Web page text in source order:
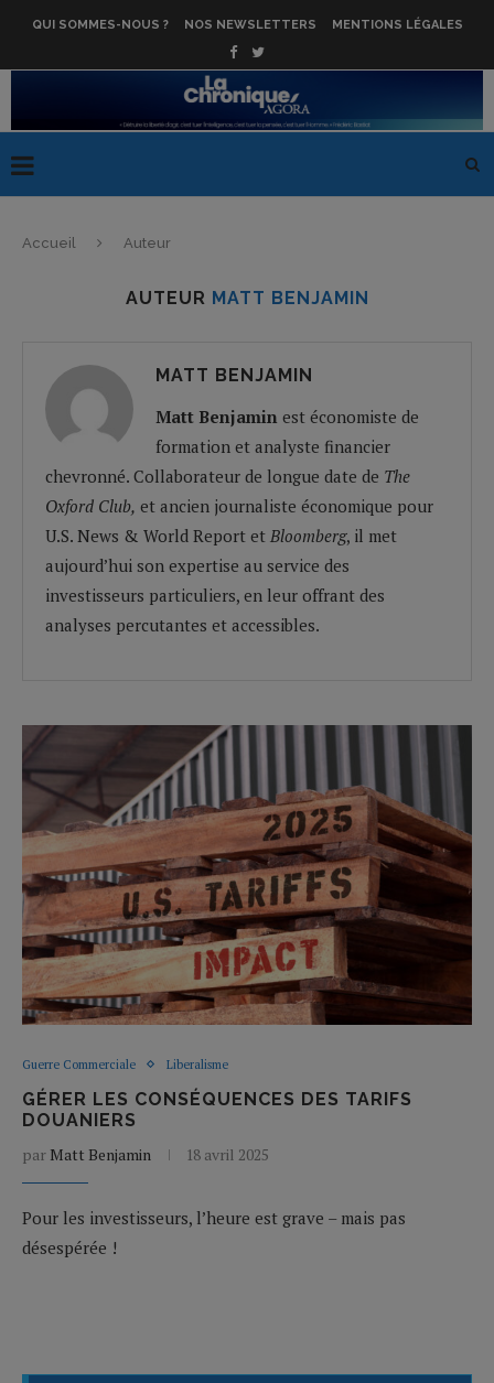
QUI SOMMES-NOUS ? NOS NEWSLETTERS MENTIONS LÉGALES
Accueil Auteur
AUTEUR MATT BENJAMIN
MATT BENJAMIN
Matt Benjamin est économiste de
formation et analyste financier
chevronné. Collaborateur de longue date de The
Oxford Club, et ancien journaliste économique pour
U.S. News & World Report et Bloomberg, il met
aujourd’hui son expertise au service des
investisseurs particuliers, en leur offrant des
analyses percutantes et accessibles.
Guerre Commerciale Liberalisme
GÉRER LES CONSÉQUENCES DES TARIFS
DOUANIERS
par Matt Benjamin 18 avril 2025
Pour les investisseurs, l’heure est grave – mais pas
désespérée !